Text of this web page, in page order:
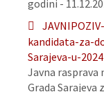
godini -
kandidata-za-
Sarajeva-u-
Javna rasprava
Grada Sarajeva